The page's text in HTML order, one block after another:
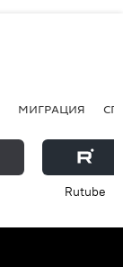
МИГРАЦИЯ
Rutube